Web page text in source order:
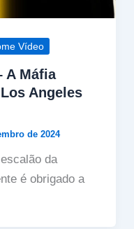
Vídeo
A Máfia
Angeles
de 2024
da
é obrigado a